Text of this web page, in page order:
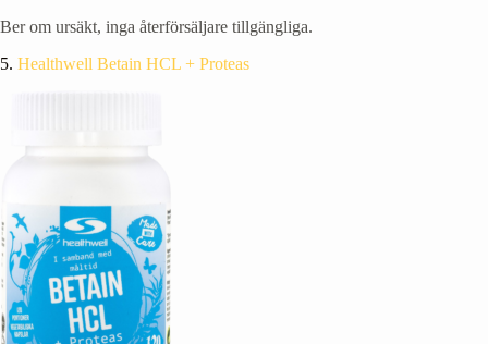
Ber om ursäkt, inga återförsäljare tillgängliga.
5. Healthwell Betain HCL + Proteas